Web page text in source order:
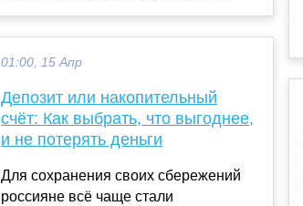
01:00, 15 Апр
Депозит или накопительный
счёт: Как выбрать, что выгоднее,
и не потерять деньги
Для сохранения своих сбережений
россияне всё чаще стали